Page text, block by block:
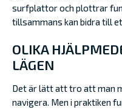
surfplattor och plottrar
tillsammans kan bidra till
OLIKA
LÄGEN
Det är lätt att tro att man
navigera. Men i praktiken